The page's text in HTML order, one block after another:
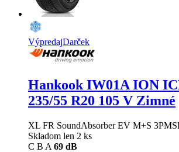
VýpredajDarček
Hankook IW01A ION
235/55 R20 105 V Zimné
XL FR SoundAbsorber EV M+S
Skladom len 2 ks
C B A 69 dB